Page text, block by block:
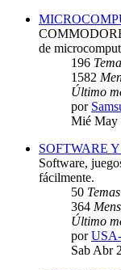
de
196
1582
Último
por
Mié May
SOFTWARE
Software,
fácilmente.
50 Temas
364
Último
por
Sab Abr